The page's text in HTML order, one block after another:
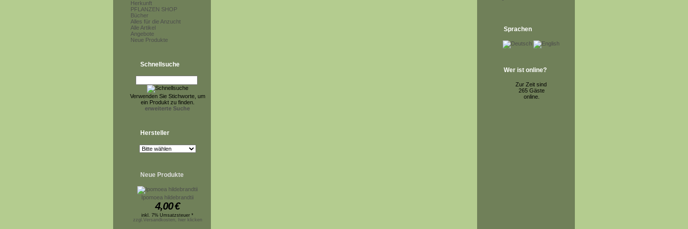
Herkunft
PFLANZEN SHOP
Bücher
Alles für die Anzucht
Alle Artikel
Angebote
Neue Produkte
Schnellsuche
Verwenden Sie Stichworte, um
ein Produkt zu finden.
erweiterte Suche
Hersteller
Neue Produkte
Ipomoea hildebrandtii
4,00€
inkl. 7% Umsatzsteuer *
zzgl.Versandkosten, hier klicken
Sprachen
Wer ist online?
Zur Zeit sind
265 Gäste
online.